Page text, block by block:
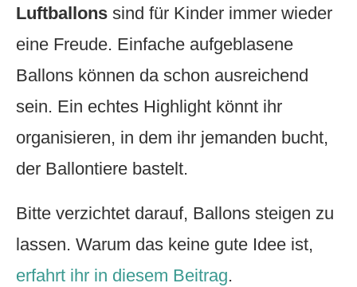
Luftballons sind für Kinder immer wieder
eine Freude. Einfache aufgeblasene
Ballons können da schon ausreichend
sein. Ein echtes Highlight könnt ihr
organisieren, in dem ihr jemanden bucht,
der Ballontiere bastelt.
Bitte verzichtet darauf, Ballons steigen zu
lassen. Warum das keine gute Idee ist,
erfahrt ihr in diesem Beitrag.